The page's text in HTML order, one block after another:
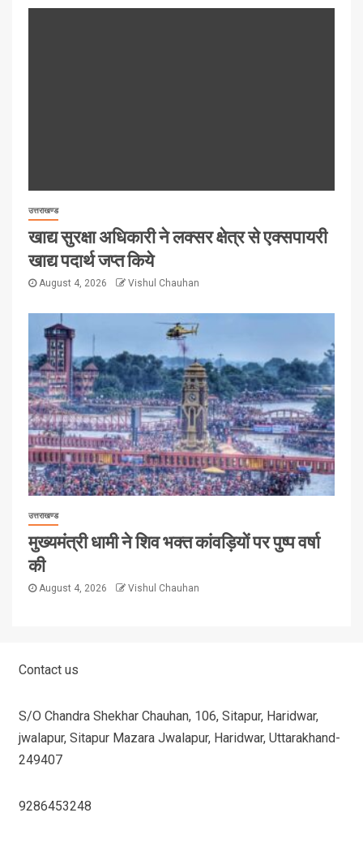
उत्तराखण्ड
खाद्य सुरक्षा अधिकारी ने लक्सर क्षेत्र से एक्सपायरी
खाद्य पदार्थ जप्त किये
August 4, 2026 Vishul Chauhan
उत्तराखण्ड
मुख्यमंत्री धामी ने शिव भक्त कांवड़ियों पर पुष्प वर्षा
की
August 4, 2026 Vishul Chauhan
Contact us
S/O Chandra Shekhar Chauhan, 106, Sitapur, Haridwar,
jwalapur, Sitapur Mazara Jwalapur, Haridwar, Uttarakhand-
249407
9286453248